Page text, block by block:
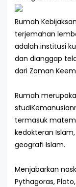
Rumah
terjemahan
adalah institusi
dan dianggap
dari Zaman
Rumah
termasuk
kedokteran
geografi Islam.
Menjabarkan
Pythagoras,